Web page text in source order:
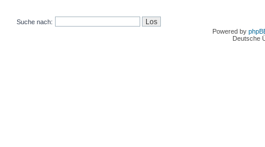
Suche nach:
Powered by
Deutsche